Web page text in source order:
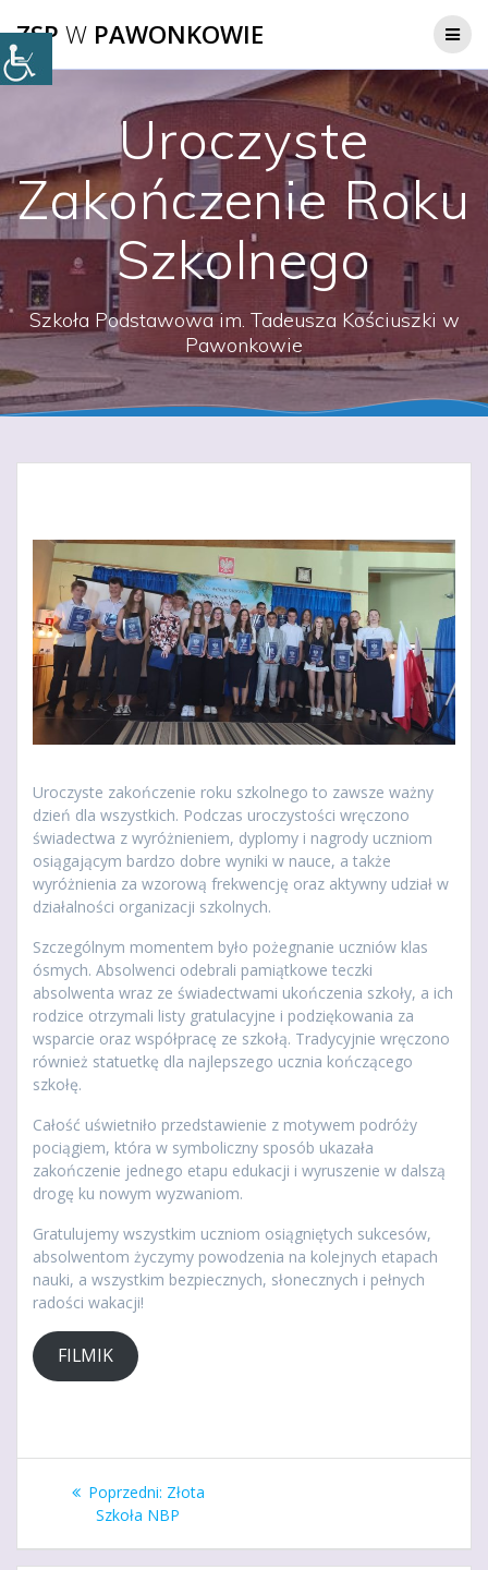
do
ZSP W PAWONKOWIE
Uroczyste
Zakończenie Roku
Szkolnego
Szkoła Podstawowa im. Tadeusza Kościuszki w
Pawonkowie
Uroczyste zakończenie roku szkolnego to zawsze ważny
dzień dla wszystkich. Podczas uroczystości wręczono
świadectwa z wyróżnieniem, dyplomy i nagrody uczniom
osiągającym bardzo dobre wyniki w nauce, a także
wyróżnienia za wzorową frekwencję oraz aktywny udział w
działalności organizacji szkolnych.
Szczególnym momentem było pożegnanie uczniów klas
ósmych. Absolwenci odebrali pamiątkowe teczki
absolwenta wraz ze świadectwami ukończenia szkoły, a ich
rodzice otrzymali listy gratulacyjne i podziękowania za
wsparcie oraz współpracę ze szkołą. Tradycyjnie wręczono
również statuetkę dla najlepszego ucznia kończącego
szkołę.
Całość uświetniło przedstawienie z motywem podróży
pociągiem, która w symboliczny sposób ukazała
zakończenie jednego etapu edukacji i wyruszenie w dalszą
drogę ku nowym wyzwaniom.
Gratulujemy wszystkim uczniom osiągniętych sukcesów,
absolwentom życzymy powodzenia na kolejnych etapach
nauki, a wszystkim bezpiecznych, słonecznych i pełnych
radości wakacji!
FILMIK
Nawigacja
wpisu
Poprzedni: Poprzedni
wpis:
Złota
Szkoła NBP